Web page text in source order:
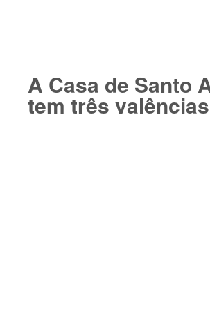
A Casa de Santo
tem três valências​